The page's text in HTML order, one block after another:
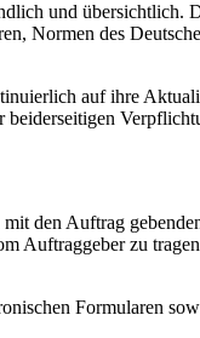
und übersichtlich.
Normen des
auf ihre
den Auftrag
Auftraggeber zu
Formularen